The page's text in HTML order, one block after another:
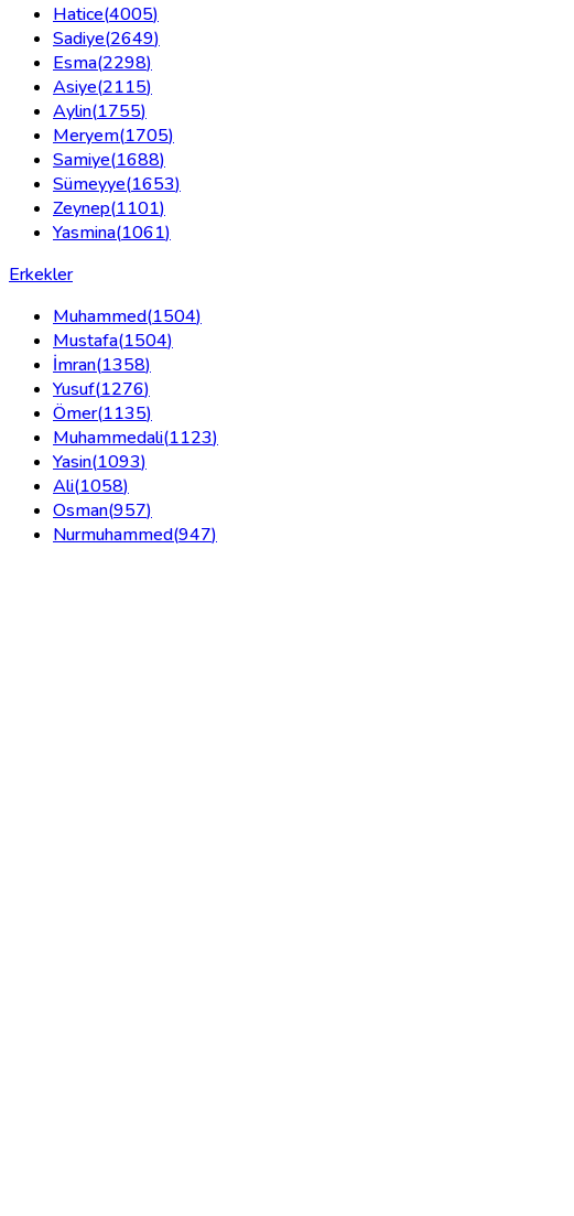
Hatice(4005)
Sadiye(2649)
Esma(2298)
Asiye(2115)
Aylin(1755)
Meryem(1705)
Samiye(1688)
Sümeyye(1653)
Zeynep(1101)
Yasmina(1061)
Erkekler
Muhammed(1504)
Mustafa(1504)
İmran(1358)
Yusuf(1276)
Ömer(1135)
Muhammedali(1123)
Yasin(1093)
Ali(1058)
Osman(957)
Nurmuhammed(947)